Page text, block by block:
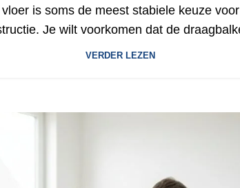
is soms de meest stabiele keuze
Je wilt voorkomen dat de
VERDER LEZEN